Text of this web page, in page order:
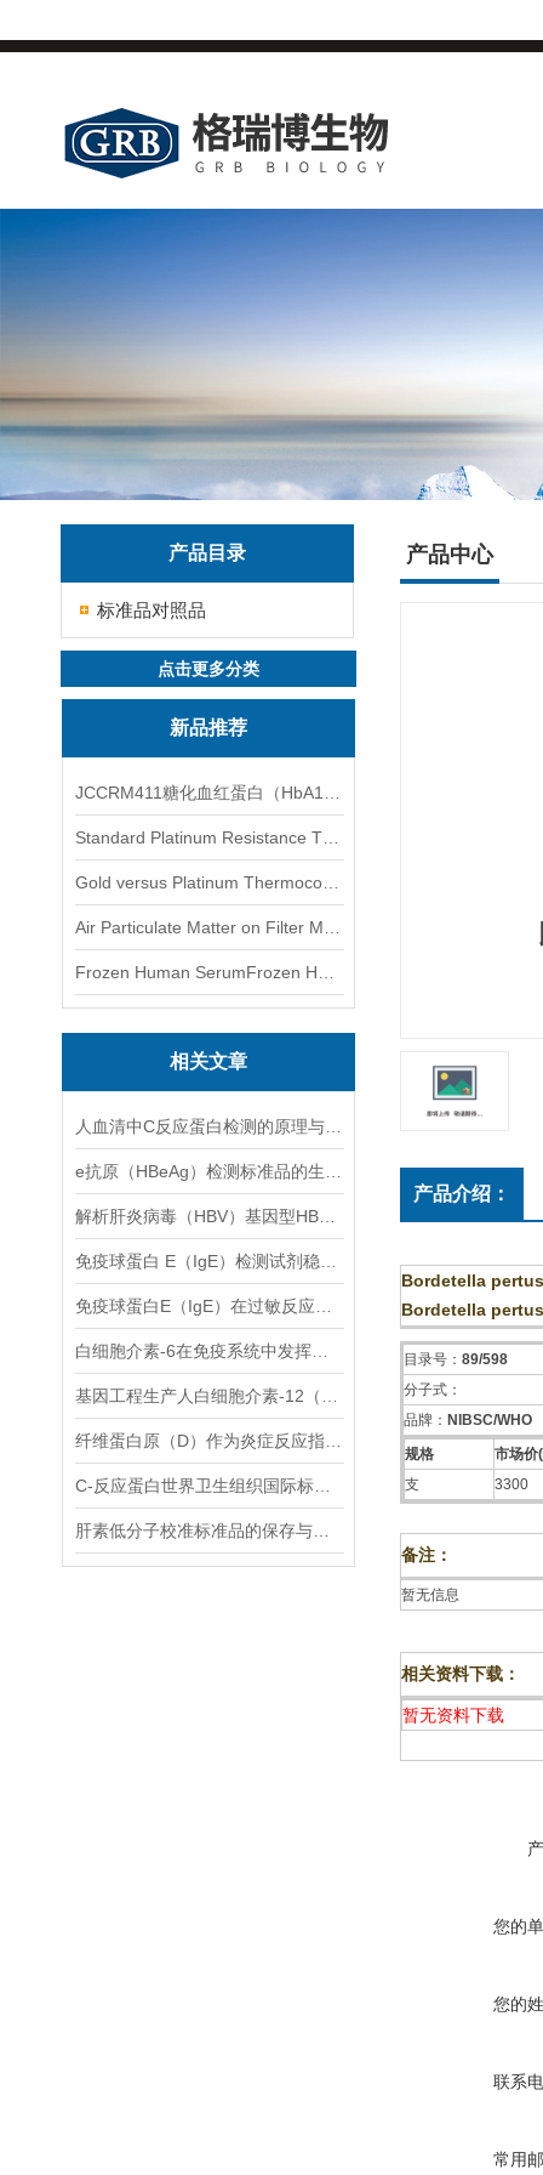
产品目录
标准品对照品
点击更多分类
新品推荐
相关文章
产品中心
产品介绍：
Bordetella
Bordetella
目录号： 89/598
分子式：
品牌： NIBSC/WHO
规格
市场价
支
3300
备注：
暂无信息
相关资料下载：
暂无资料下载
您的
您的
联系
常用